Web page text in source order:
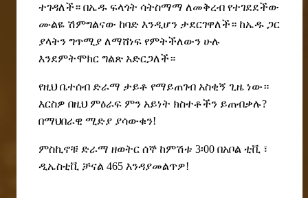
ተገዳለች። በኤዱ ፍላጎት ሳትስማማ ለመቅረብ የተገደደችው
ሙልዬ ሽምግልናው ከባድ እንዲሆን ታደርገዋለች። ከኤዱ ጋር
ያላትን ግጥሚያ ለማሸነፍ የምትችለውን ሁሉ
እንደምትሞክር ግልጽ አድርጋለች።
የዚህ ቤተሰብ ድራማ ታይቶ የማይጠገብ አስቂኝ ጊዜ ነው።
እርስዎ በዚህ ምዕራፍ ምን አይነት ክስተቶችን ይጠብቃሉ?
በማህበራዊ ሚድያ ያሳውቁን!
ምስኪኖቹ ድራማ ዘወትር ሰኞ ከምሽቱ 3፡00 በአቦል ቲቪ ፣
ዲኤስቲቪ ቻናል 465 እንዳያመልጥዎ!